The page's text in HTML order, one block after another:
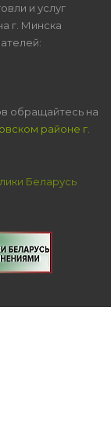
и услуг
г. Минска
обращайтесь на
районе г.